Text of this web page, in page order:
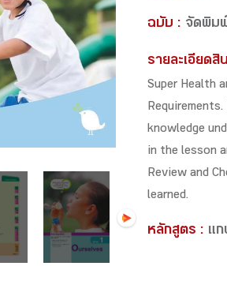
ฉบับ : จัดพิม
รายละเอียดสิ
Super Health
knowledge
in the lesson
Review and
learned.
หลักสูตร : แก